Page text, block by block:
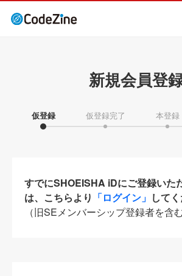
新規会員登
仮登録 仮登録完了 本登録
すでにSHOEISHA iDにご登録いた
は、こちらより 「ログイン」 してく
（旧SEメンバーシップ登録者を含む